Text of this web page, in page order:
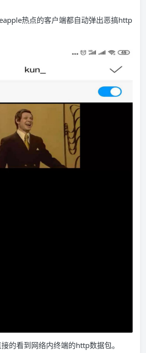
热点的客户端都自动弹出恶搞http
的看到网络内终端的http数据包。